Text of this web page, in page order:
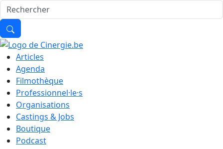
Articles
Agenda
Filmothèque
Professionnel·le·s
Organisations
Castings & Jobs
Boutique
Podcast